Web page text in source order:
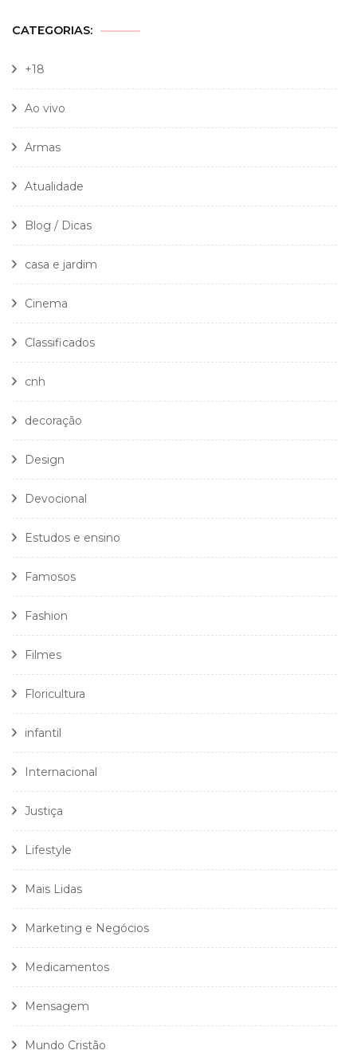
CATEGORIAS:
+18
Ao vivo
Armas
Atualidade
Blog / Dicas
casa e jardim
Cinema
Classificados
cnh
decoração
Design
Devocional
Estudos e ensino
Famosos
Fashion
Filmes
Floricultura
infantil
Internacional
Justiça
Lifestyle
Mais Lidas
Marketing e Negócios
Medicamentos
Mensagem
Mundo Cristão